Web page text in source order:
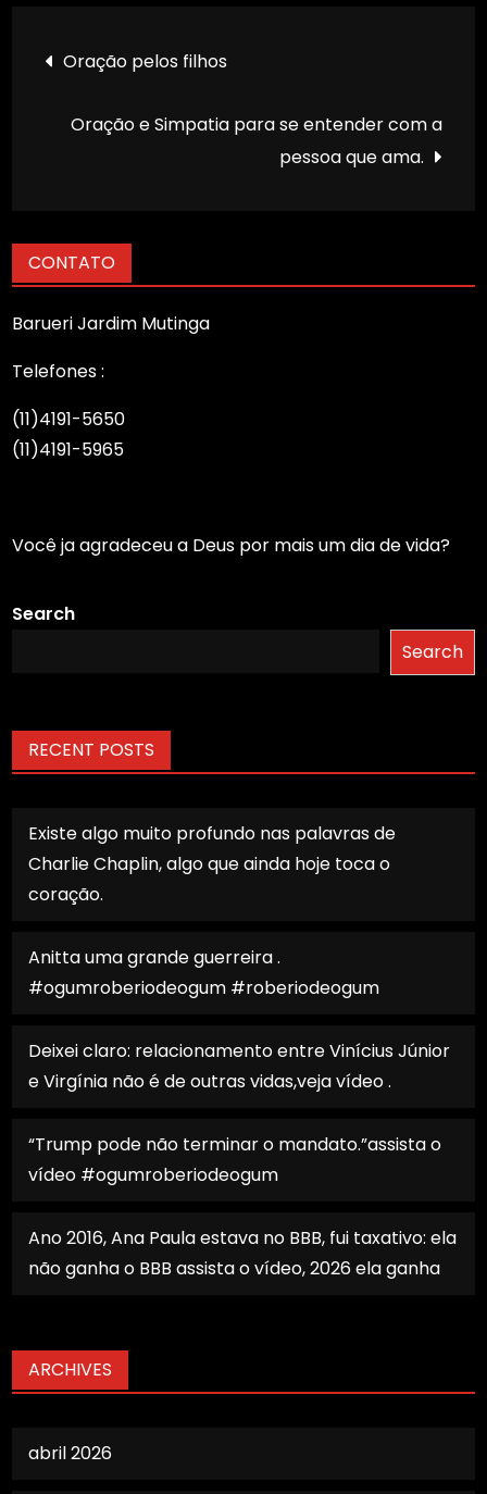
Navegação
de
Oração pelos filhos
Oração e Simpatia para se entender com a
pessoa que ama.
CONTATO
Barueri Jardim Mutinga
Telefones :
(11)4191-5650
(11)4191-5965
Você ja agradeceu a Deus por mais um dia de vida?
Search
Search
RECENT POSTS
Existe algo muito profundo nas palavras de
Charlie Chaplin, algo que ainda hoje toca o
coração.
Anitta uma grande guerreira .
#ogumroberiodeogum #roberiodeogum
Deixei claro: relacionamento entre Vinícius Júnior
e Virgínia não é de outras vidas,veja vídeo .
“Trump pode não terminar o mandato.”assista o
vídeo #ogumroberiodeogum
Ano 2016, Ana Paula estava no BBB, fui taxativo: ela
não ganha o BBB assista o vídeo, 2026 ela ganha
ARCHIVES
abril 2026